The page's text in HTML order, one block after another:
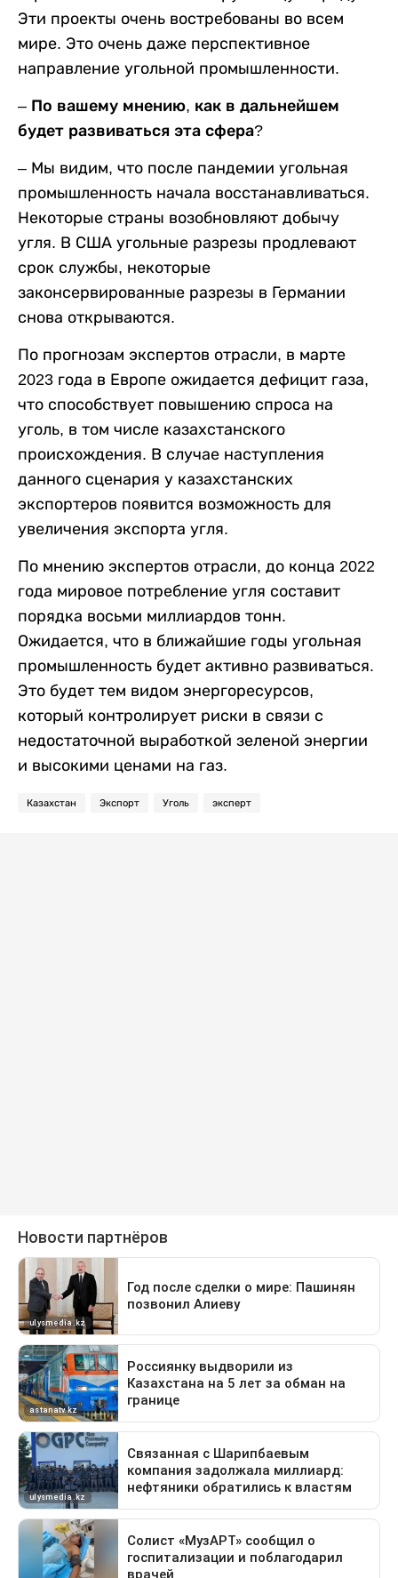
Эти проекты очень востребованы во всем
мире. Это очень даже перспективное
направление угольной промышленности.
– По вашему мнению, как в дальнейшем
будет развиваться эта сфера?
– Мы видим, что после пандемии угольная
промышленность начала восстанавливаться.
Некоторые страны возобновляют добычу
угля. В США угольные разрезы продлевают
срок службы, некоторые
законсервированные разрезы в Германии
снова открываются.
По прогнозам экспертов отрасли, в марте
2023 года в Европе ожидается дефицит газа,
что способствует повышению спроса на
уголь, в том числе казахстанского
происхождения. В случае наступления
данного сценария у казахстанских
экспортеров появится возможность для
увеличения экспорта угля.
По мнению экспертов отрасли, до конца 2022
года мировое потребление угля составит
порядка восьми миллиардов тонн.
Ожидается, что в ближайшие годы угольная
промышленность будет активно развиваться.
Это будет тем видом энергоресурсов,
который контролирует риски в связи с
недостаточной выработкой зеленой энергии
и высокими ценами на газ.
Казахстан Экспорт Уголь эксперт